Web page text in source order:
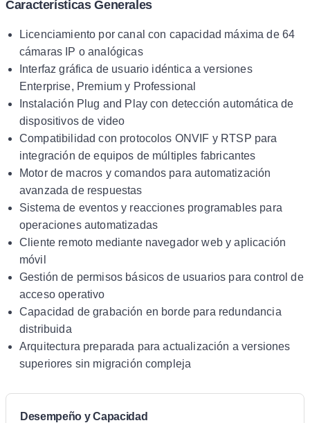
Características Generales
Licenciamiento por canal con capacidad máxima de 64
cámaras IP o analógicas
Interfaz gráfica de usuario idéntica a versiones
Enterprise, Premium y Professional
Instalación Plug and Play con detección automática de
dispositivos de video
Compatibilidad con protocolos ONVIF y RTSP para
integración de equipos de múltiples fabricantes
Motor de macros y comandos para automatización
avanzada de respuestas
Sistema de eventos y reacciones programables para
operaciones automatizadas
Cliente remoto mediante navegador web y aplicación
móvil
Gestión de permisos básicos de usuarios para control de
acceso operativo
Capacidad de grabación en borde para redundancia
distribuida
Arquitectura preparada para actualización a versiones
superiores sin migración compleja
Desempeño y Capacidad